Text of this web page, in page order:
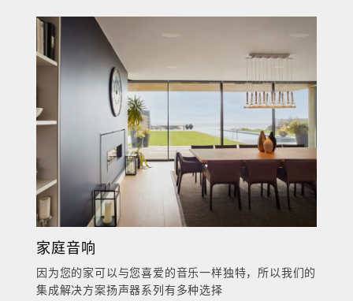
家庭音响
因为您的家可以与您喜爱的音乐一样独特，所以我们的
集成解决方案扬声器系列有多种选择